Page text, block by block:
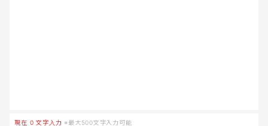
現在 0 文字入力 ※最大500文字入力可能